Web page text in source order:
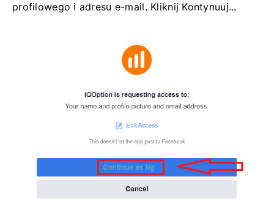
profilowego i adresu e-mail. Kliknij Kontynuuj...